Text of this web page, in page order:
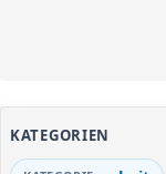
KATEGORIEN